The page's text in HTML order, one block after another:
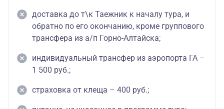
доставка до т\к Таежник к началу тура, и
обратно по его окончанию, кроме группового
трансфера из а/п Горно-Алтайска;
индивидуальный трансфер из аэропорта ГА –
1 500 руб.;
страховка от клеща – 400 руб.;